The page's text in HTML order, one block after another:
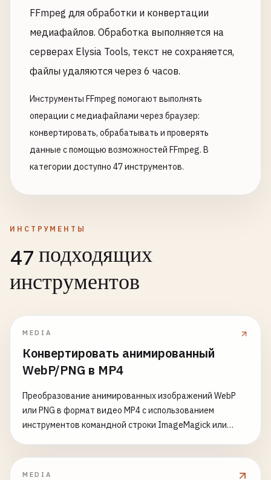
FFmpeg для обработки и конвертации
медиафайлов. Обработка выполняется на
серверах Elysia Tools, текст не сохраняется,
файлы удаляются через 6 часов.
Инструменты FFmpeg помогают выполнять
операции с медиафайлами через браузер:
конвертировать, обрабатывать и проверять
данные с помощью возможностей FFmpeg. В
категории доступно 47 инструментов.
ИНСТРУМЕНТЫ
47 подходящих
инструментов
MEDIA
Конвертировать анимированный
WebP/PNG в MP4
Преобразование анимированных изображений WebP
или PNG в формат видео MP4 с использованием
инструментов командной строки ImageMagick или
MEDIA